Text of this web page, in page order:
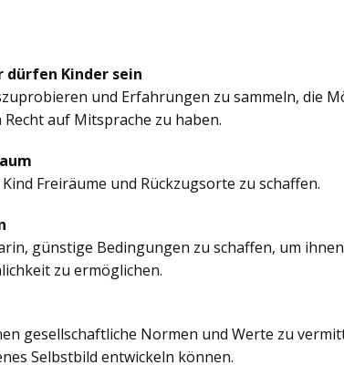
dürfen Kinder sein
und Erfahrungen zu sammeln, die
auf Mitsprache zu haben.
Freiräume und Rückzugsorte zu schaffen.
günstige Bedingungen zu schaffen, um
zu ermöglichen.
gesellschaftliche Normen und Werte zu
Selbstbild entwickeln können.